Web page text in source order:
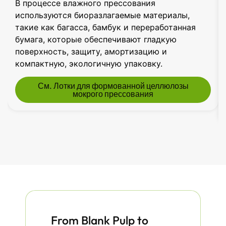
В процессе влажного прессования
используются биоразлагаемые материалы,
такие как багасса, бамбук и переработанная
бумага, которые обеспечивают гладкую
поверхность, защиту, амортизацию и
компактную, экологичную упаковку.
См. Лотки для формованной целлюлозы
мокрого прессования
From Blank Pulp to